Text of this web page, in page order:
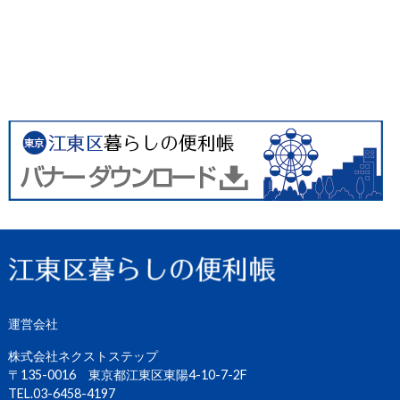
運営会社
株式会社ネクストステップ
〒135-0016 東京都江東区東陽4-10-7-2F
TEL.03-6458-4197